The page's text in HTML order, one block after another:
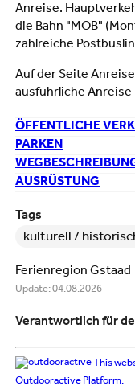
Tags
kulturell /
Ferienregion Gstaad
Update: 04.08.2026
Verantwortlich für
This
Outdooractive Platform.
Anreise.
die Bahn "MOB"
zahlreiche
Auf der Seite
ausführliche
ÖFFENTLICHE
PARKEN
AUSRÜSTUNG